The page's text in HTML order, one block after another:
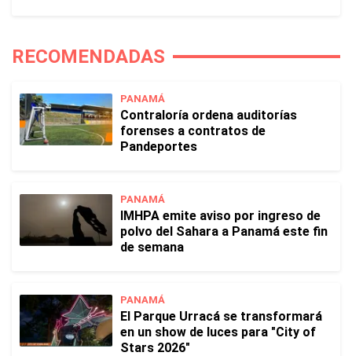
RECOMENDADAS
PANAMÁ
Contraloría ordena auditorías
forenses a contratos de
Pandeportes
PANAMÁ
IMHPA emite aviso por ingreso de
polvo del Sahara a Panamá este fin
de semana
PANAMÁ
El Parque Urracá se transformará
en un show de luces para "City of
Stars 2026"